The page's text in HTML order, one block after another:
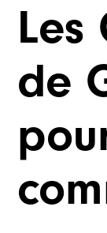
Les
de